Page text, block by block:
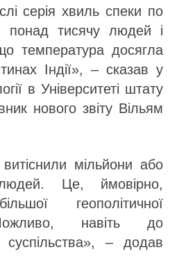
серія хвиль спеки по
понад тисячу людей і
температура досягла
Індії», – сказав у
в Університеті штату
нового звіту Вільям
мільйони або
Це, ймовірно,
геополітичної
Можливо, навіть до
суспільства», – додав